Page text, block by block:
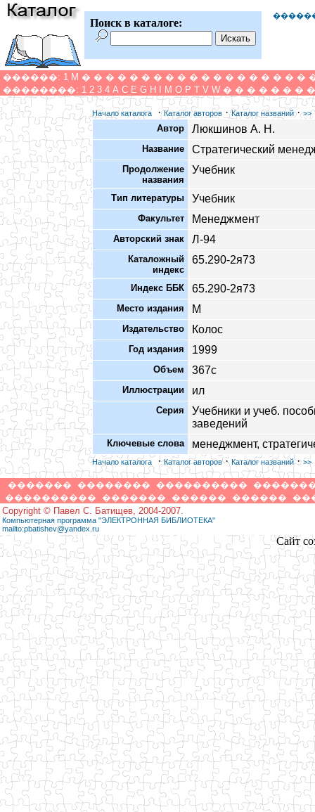
Поиск в каталоге:
������: 1 M � � � � � � � � � � � � � � � � � � �
��������: 1 2 3 4 A C E G H M O P T V W � � � � � � � �
Начало каталога ·Каталог авторов ·Каталог названий·>>
Автор Люкшинов А. Н.
Название Стратегический
Продолжение
названия
Учебник
Тип литературы Учебник
Факультет Менеджмент
Авторский знак Л-94
Каталожный
индекс
65.290-2я73
Индекс ББК 65.290-2я73
Место издания М
Издательство Колос
Год издания 1999
Объем 367с
Иллюстрации ил
Серия
Учебники и учеб.
заведений
Ключевые слова менеджмент,
Начало каталога·Каталог авторов· Каталог названий·>>
������� �������� ����������
���������� ������� ������ ������
Copyright © Павел С. Батищев, 2004-2007.
Компьютерная программа "ЭЛЕКТРОННАЯ БИБЛИОТЕКА"
mailto:pbatishev@yandex.ru
Сайт